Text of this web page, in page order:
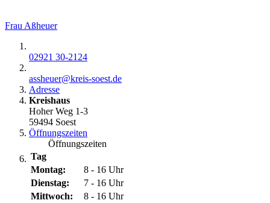
Frau Aßheuer
02921 30-2124
assheuer@​kreis-soest.de
Adresse
Kreishaus
Hoher Weg 1-3
59494 Soest
Öffnungszeiten
Öffnungszeiten
Tag
Montag:
8 - 16 Uhr
Dienstag:
7 - 16 Uhr
Mittwoch:
8 - 16 Uhr